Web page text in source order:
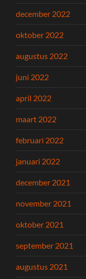
december 2022
oktober 2022
augustus 2022
juni 2022
april 2022
maart 2022
februari 2022
januari 2022
december 2021
november 2021
oktober 2021
september 2021
augustus 2021